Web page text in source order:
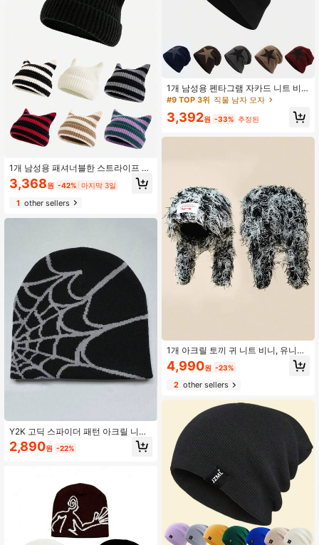
1개 남성용 패셔너블한 스트라이프 고
양이 귀 니트 비니 모자, 여성용 귀엽
고 다재다능한 따뜻한 풀오버 모자, 가
을/겨울 데일리 웨어에 적합, 방풍, 따
뜻함, 야외 패션 액세서리, 훌륭한 선
물 남성용 겨울 의류
3,368원 -42% 마지막 3일
1other sellers
Y2K 고딕 스파이더 패턴 아크릴 니트
모자 비니 겨울 따뜻한 비니 남성 캐주
얼 스컬리 야외 모자 블랙 그레이 가을
2,890원 -22%
1개 남성용 펜타그램 자카드 니트 비
니, 보온 안감 포함
#9 TOP 3위 직물 남자 모자
3,392원 -33% 추정된
1개 아크릴 토끼 귀 니트 비니, 유니섹
스 야외 스트리트 스타일 따듯한 모자,
파티 의상
4,990원 -23%
2other sellers